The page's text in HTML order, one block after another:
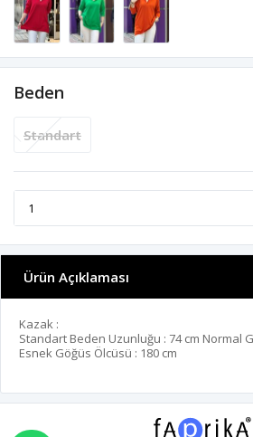
Beden
Standart
Ürün Açıklaması
Kazak :
Standart Beden Uzunluğu : 74 cm Normal
Esnek Göğüs Ölcüsü : 180 cm